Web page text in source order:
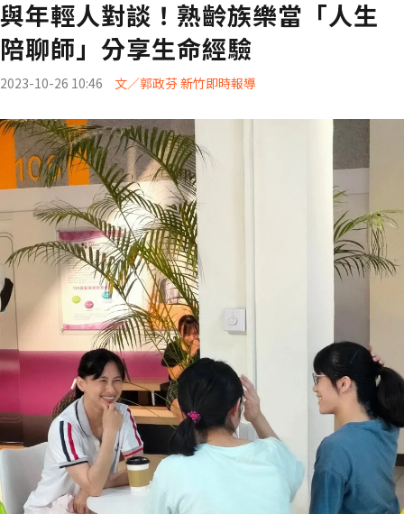
與年輕人對談！熟齡族樂當「人生
陪聊師」分享生命經驗
2023-10-26 10:46 文／郭政芬 新竹即時報導